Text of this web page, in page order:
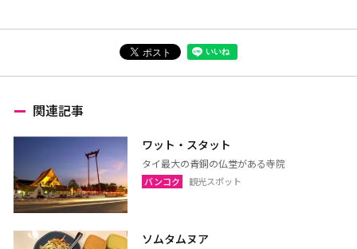
関連記事
ワット・スタット
タイ最大の青銅の仏堂がある寺院
バンコク 観光スポット
ソムタムヌア